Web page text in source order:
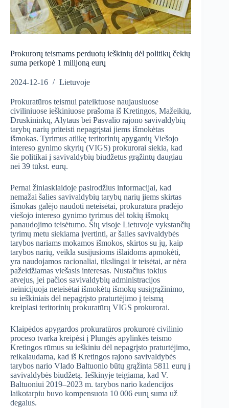
Prokurorų teismams perduotų ieškinių dėl politikų čekių
suma perkopė 1 milijoną eurų
2024-12-16 Lietuvoje
Prokuratūros teismui pateiktuose naujausiuose
civiliniuose ieškiniuose prašoma iš Kretingos, Mažeikių,
Druskininkų, Alytaus bei Pasvalio rajono savivaldybių
tarybų narių priteisti nepagrįstai jiems išmokėtas
išmokas. Tyrimus atlikę teritorinių apygardų Viešojo
intereso gynimo skyrių (VIGS) prokurorai siekia, kad
šie politikai į savivaldybių biudžetus grąžintų daugiau
nei 39 tūkst. eurų.
Pernai žiniasklaidoje pasirodžius informacijai, kad
nemažai šalies savivaldybių tarybų narių jiems skirtas
išmokas galėjo naudoti neteisėtai, prokuratūra pradėjo
viešojo intereso gynimo tyrimus dėl tokių išmokų
panaudojimo teisėtumo. Šių visoje Lietuvoje vykstančių
tyrimų metu siekiama įvertinti, ar šalies savivaldybės
tarybos nariams mokamos išmokos, skirtos su jų, kaip
tarybos narių, veikla susijusioms išlaidoms apmokėti,
yra naudojamos racionaliai, tikslingai ir teisėtai, ar nėra
pažeidžiamas viešasis interesas. Nustačius tokius
atvejus, jei pačios savivaldybių administracijos
neinicijuoja neteisėtai išmokėtų išmokų susigrąžinimo,
su ieškiniais dėl nepagrįsto praturtėjimo į teismą
kreipiasi teritorinių prokuratūrų VIGS prokurorai.
Klaipėdos apygardos prokuratūros prokurorė civilinio
proceso tvarka kreipėsi į Plungės apylinkės teismo
Kretingos rūmus su ieškiniu dėl nepagrįsto praturtėjimo,
reikalaudama, kad iš Kretingos rajono savivaldybės
tarybos nario Vlado Baltuonio būtų grąžinta 5811 eurų į
savivaldybės biudžetą. Ieškinyje teigiama, kad V.
Baltuoniui 2019–2023 m. tarybos nario kadencijos
laikotarpiu buvo kompensuota 10 006 eurų suma už
degalus.